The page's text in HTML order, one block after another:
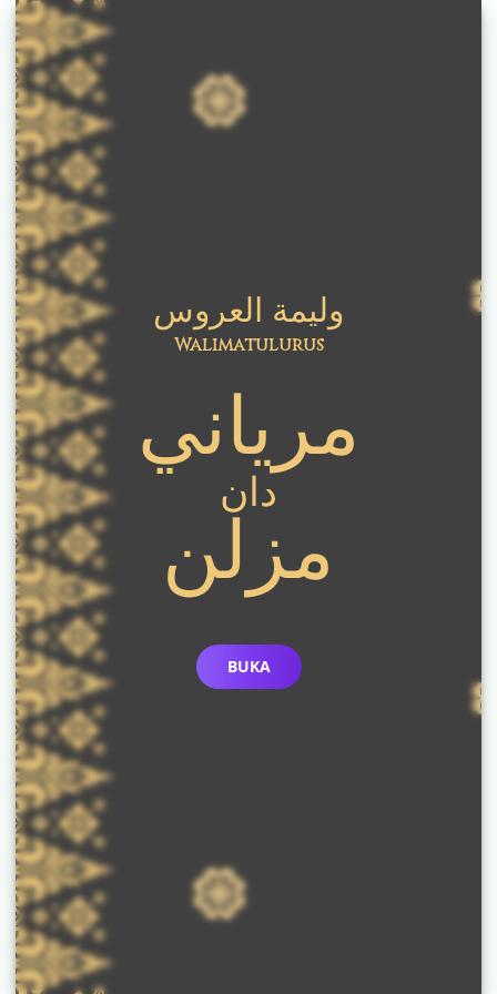
وليمة العروس
Walimatulurus
مرياني
دان
مزلن
BUKA